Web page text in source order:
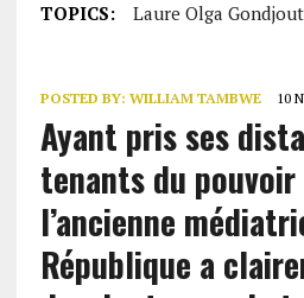
TOPICS: Laure Olga Gondjout
POSTED BY: WILLIAM TAMBWE 10
Ayant pris ses
tenants du pouvoir
l’ancienne
République a